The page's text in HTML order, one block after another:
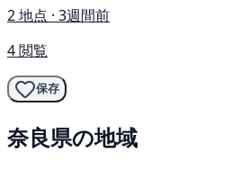
2 地点 · 3週間前
4 閲覧
保存
奈良県の地域